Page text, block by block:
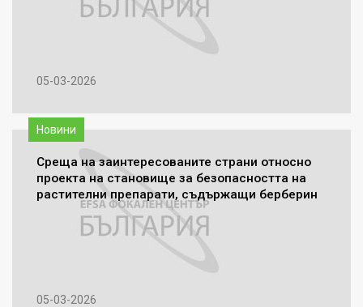
05-03-2026
Новини
Среща на заинтересованите страни относно
проекта на становище за безопасността на
растителни препарати, съдържащи берберин
05-03-2026